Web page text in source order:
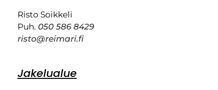
Risto Soikkeli
Puh. 050 586 8429
risto@reimari.fi
Jakelualue